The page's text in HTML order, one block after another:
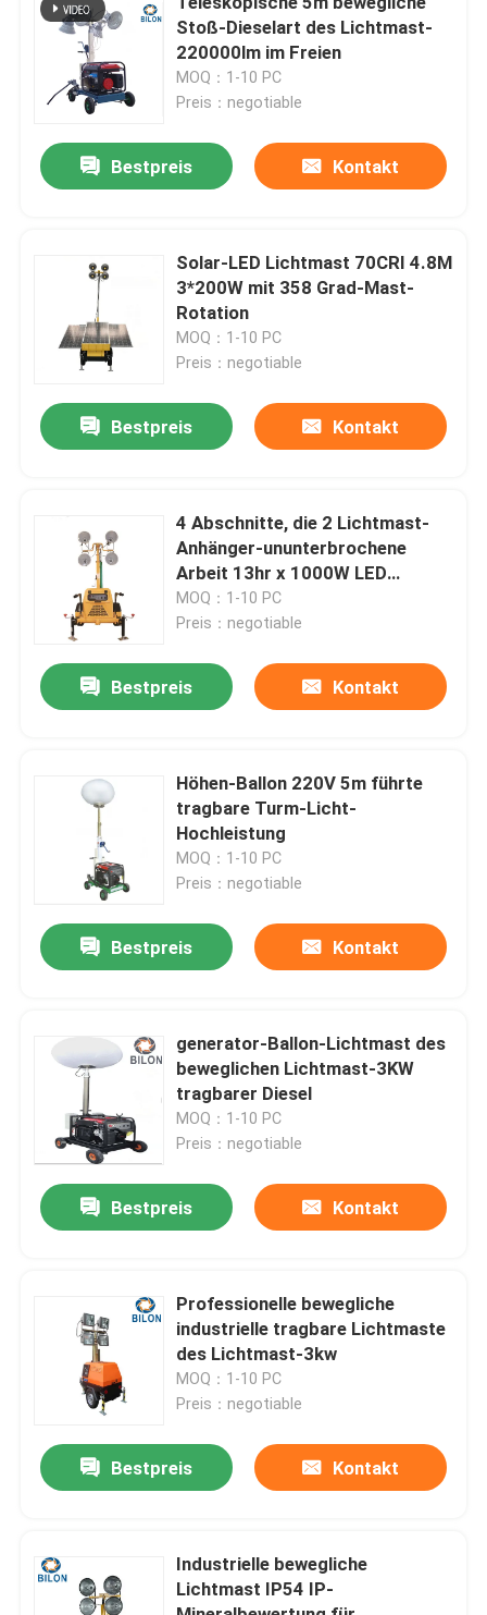
Produkte
Über uns
Fabrik-Ausflug
Treten Sie mit uns in Verbindung
Nachrichten
Fordern Sie ein Zitat
Radladermaschine
Stoß-Dieselart des Lichtmast-
220000lm im Freien
MOQ：1-10 PC
Preis：negotiable
Bestpreis Kontakt
Solar-LED Lichtmast 70CRI 4.8M
3*200W mit 358 Grad-Mast-
Rotation
MOQ：1-10 PC
Preis：negotiable
Bestpreis Kontakt
4 Abschnitte, die 2 Lichtmast-
Anhänger-ununterbrochene
Arbeit 13hr x 1000W LED
erhöhen
MOQ：1-10 PC
Preis：negotiable
Bestpreis Kontakt
Höhen-Ballon 220V 5m führte
tragbare Turm-Licht-
Hochleistung
MOQ：1-10 PC
Preis：negotiable
Bestpreis Kontakt
generator-Ballon-Lichtmast des
beweglichen Lichtmast-3KW
tragbarer Diesel
MOQ：1-10 PC
Preis：negotiable
Bestpreis Kontakt
Professionelle bewegliche
industrielle tragbare Lichtmaste
des Lichtmast-3kw
MOQ：1-10 PC
Preis：negotiable
Bestpreis Kontakt
Industrielle bewegliche
Lichtmast IP54 IP-